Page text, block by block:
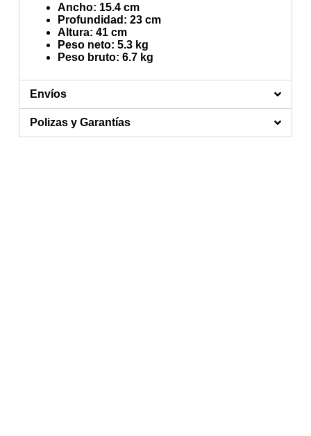
Ancho: 15.4 cm
Profundidad : 23 cm
Altura: 41 cm
Peso neto: 5.3 kg
Peso bruto: 6.7 kg
Envíos
Polizas y Garantías